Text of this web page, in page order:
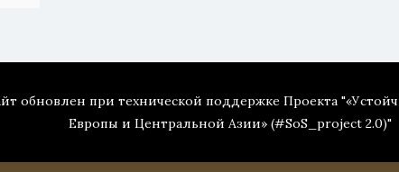
обновлен при технической поддержке Проекта
Европы и Центральной Азии» (#SoS_project 2.0)"